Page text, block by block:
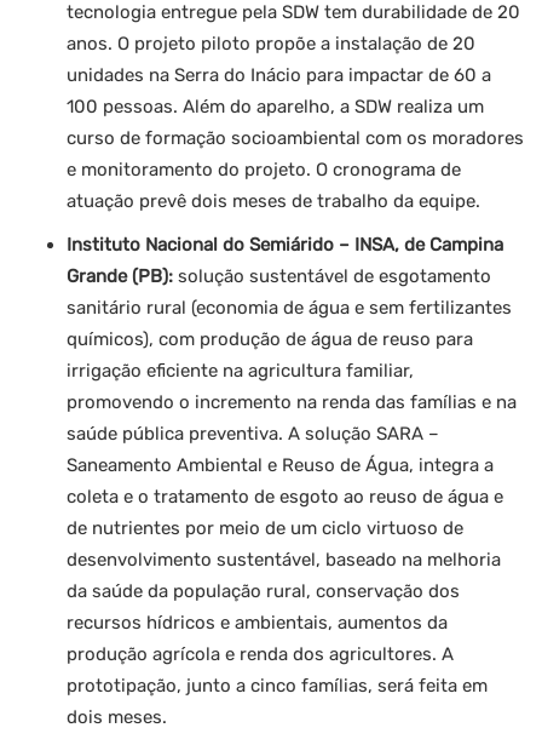
tecnologia entregue pela SDW tem durabilidade de 20
anos. O projeto piloto propõe a instalação de 20
unidades na Serra do Inácio para impactar de 60 a
100 pessoas. Além do aparelho, a SDW realiza um
curso de formação socioambiental com os moradores
e monitoramento do projeto. O cronograma de
atuação prevê dois meses de trabalho da equipe.
Instituto Nacional do Semiárido – INSA, de Campina
Grande (PB): solução sustentável de esgotamento
sanitário rural (economia de água e sem fertilizantes
químicos), com produção de água de reuso para
irrigação eficiente na agricultura familiar,
promovendo o incremento na renda das famílias e na
saúde pública preventiva. A solução SARA –
Saneamento Ambiental e Reuso de Água, integra a
coleta e o tratamento de esgoto ao reuso de água e
de nutrientes por meio de um ciclo virtuoso de
desenvolvimento sustentável, baseado na melhoria
da saúde da população rural, conservação dos
recursos hídricos e ambientais, aumentos da
produção agrícola e renda dos agricultores. A
prototipação, junto a cinco famílias, será feita em
dois meses.